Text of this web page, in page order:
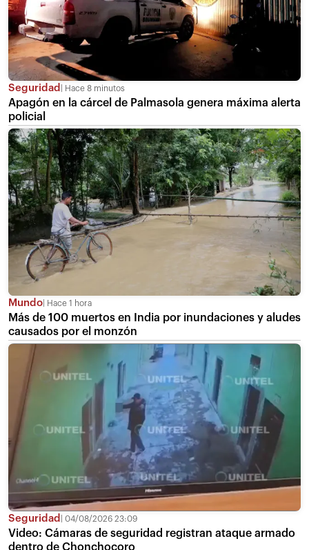
Seguridad Hace 8 minutos
Apagón en la cárcel de Palmasola genera máxima alerta
policial
Mundo Hace 1 hora
Más de 100 muertos en India por inundaciones y aludes
causados por el monzón
Seguridad 04/08/2026 23:09
Video: Cámaras de seguridad registran ataque armado
dentro de Chonchocoro